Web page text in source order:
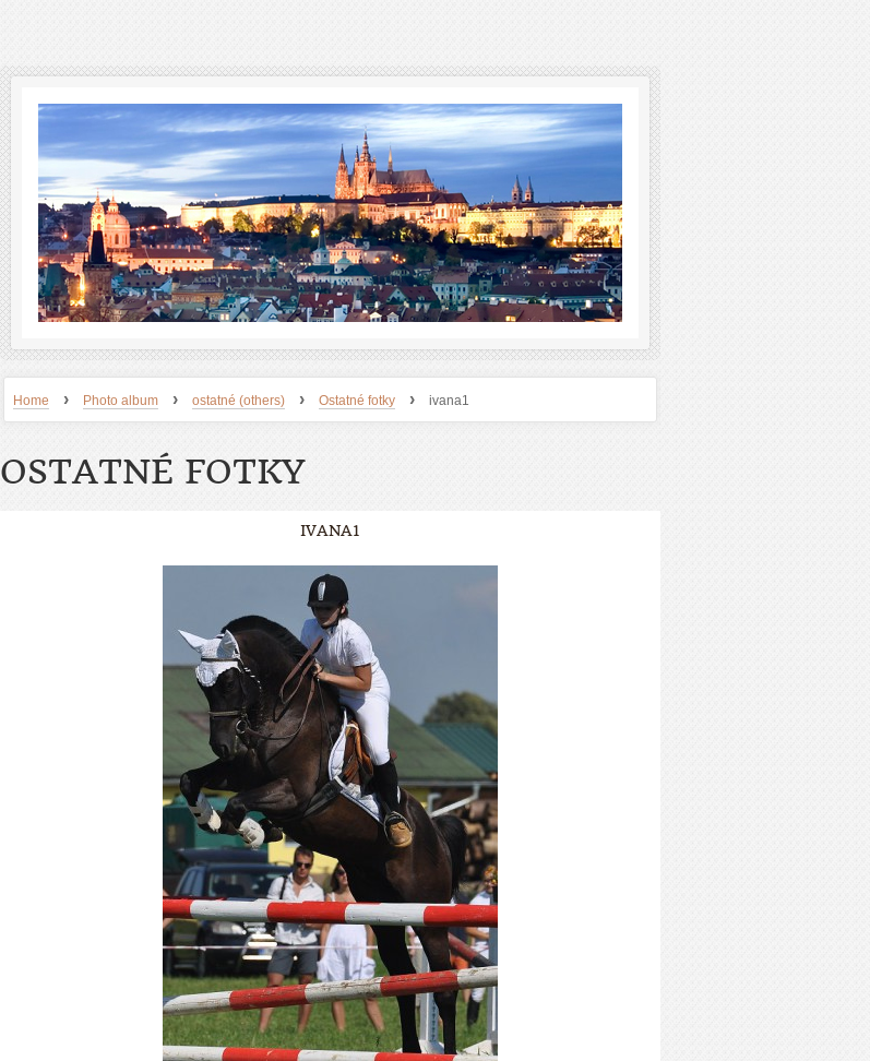
Home › Photo album › ostatné (others) › Ostatné fotky › ivana1
OSTATNÉ FOTKY
IVANA1